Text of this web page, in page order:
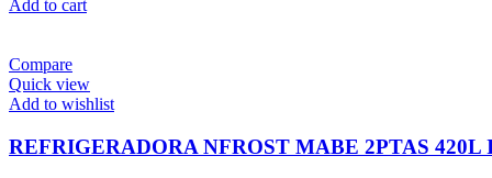
Add to cart
Compare
Quick view
Add to wishlist
REFRIGERADORA NFROST MABE 2PTAS 420L